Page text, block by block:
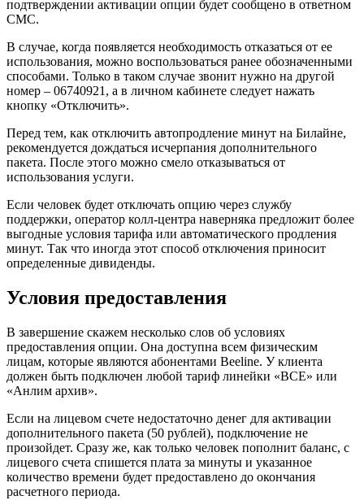
подтверждении активации опции будет сообщено в ответном
СМС.
В случае, когда появляется необходимость отказаться от ее
использования, можно воспользоваться ранее обозначенными
способами. Только в таком случае звонит нужно на другой
номер – 06740921, а в личном кабинете следует нажать
кнопку «Отключить».
Перед тем, как отключить автопродление минут на Билайне,
рекомендуется дождаться исчерпания дополнительного
пакета. После этого можно смело отказываться от
использования услуги.
Если человек будет отключать опцию через службу
поддержки, оператор колл-центра наверняка предложит более
выгодные условия тарифа или автоматического продления
минут. Так что иногда этот способ отключения приносит
определенные дивиденды.
Условия предоставления
В завершение скажем несколько слов об условиях
предоставления опции. Она доступна всем физическим
лицам, которые являются абонентами Beeline. У клиента
должен быть подключен любой тариф линейки «ВСЕ» или
«Анлим архив».
Если на лицевом счете недостаточно денег для активации
дополнительного пакета (50 рублей), подключение не
произойдет. Сразу же, как только человек пополнит баланс, с
лицевого счета спишется плата за минуты и указанное
количество времени будет предоставлено до окончания
расчетного периода.